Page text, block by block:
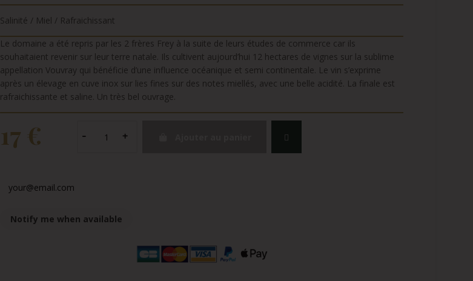
Salinité / Miel / Rafraichissant
Le domaine a été repris par les 2 frères Frey à la suite de leurs études de commerce car ils
souhaitaient revenir sur leur terre natale. Ils cultivent aujourd’hui 12 hectares de vignes sur la sublime
appellation Vouvray qui bénéficie d’une influence océanique et semi continentale. Le vin s’exprime
après un élevage en cuve inox sur lies fines sur des notes miellés, avec une belle acidité. La finale est
rafraichissante et saline. Un très bel ouvrage.
17 €